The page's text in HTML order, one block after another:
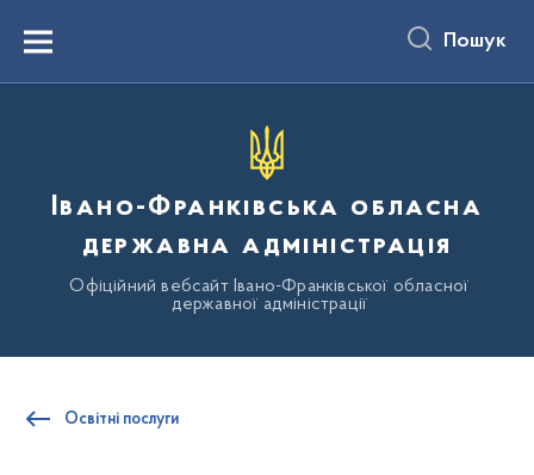
вмістуMenu Пошук
Івано-Франківська обласна
державна адміністрація
Офіційний вебсайт Івано-Франківської обласної
державної адміністрації
Освітні послуги